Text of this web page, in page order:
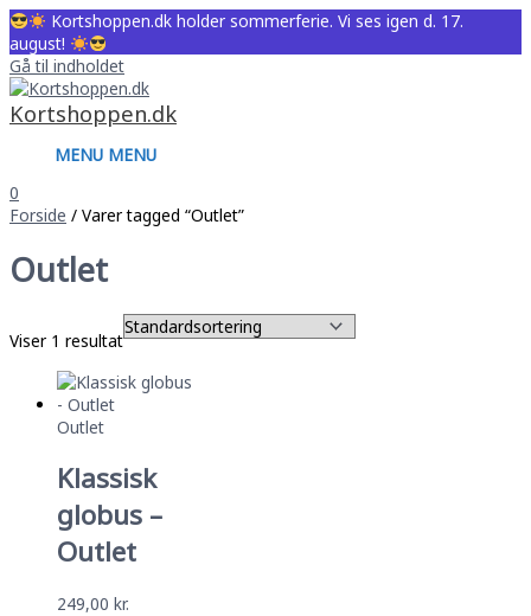
Kortshoppen.dk holder sommerferie. Vi ses igen d. 17.
august!
Gå til indholdet
Kortshoppen.dk
MENU MENU
0
Forside / Varer tagged “Outlet”
Outlet
Viser 1 resultat
Outlet
Klassisk
globus –
Outlet
249,00 kr.